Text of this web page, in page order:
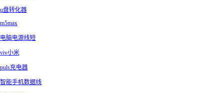
u盘转化器
m5max
电脑电源线短
viv小米
puls充电器
智能手机数据线